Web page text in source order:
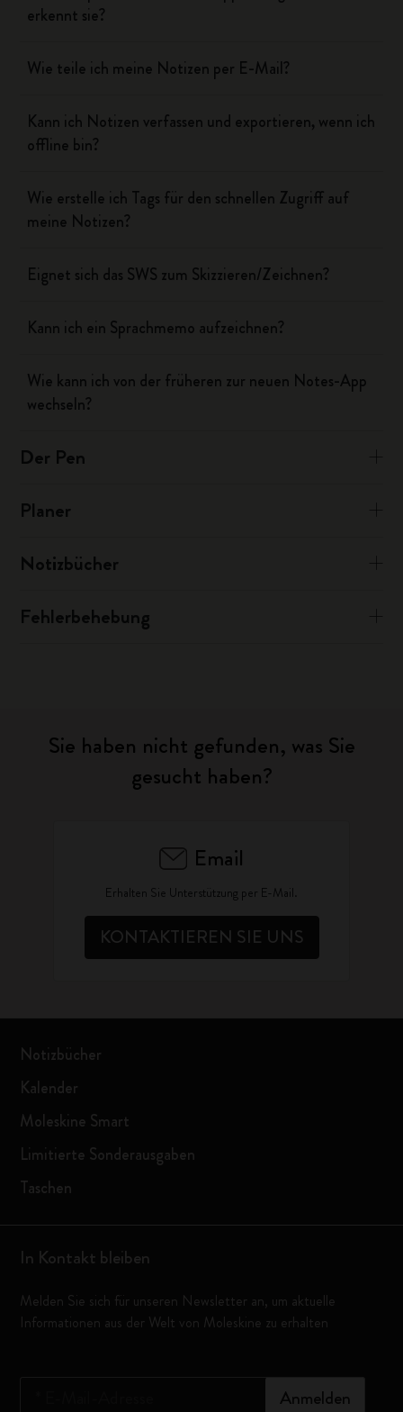
erkennt sie?
Wie teile ich meine Notizen per E-Mail?
Kann ich Notizen verfassen und exportieren, wenn ich
offline bin?
Wie erstelle ich Tags für den schnellen Zugriff auf
meine Notizen?
Eignet sich das SWS zum Skizzieren/Zeichnen?
Kann ich ein Sprachmemo aufzeichnen?
Wie kann ich von der früheren zur neuen Notes-App
wechseln?
Der Pen
Planer
Notizbücher
Fehlerbehebung
Sie haben nicht gefunden, was Sie
gesucht haben?
Email
Erhalten Sie Unterstützung per E-Mail.
KONTAKTIEREN SIE UNS
Notizbücher
Kalender
Moleskine Smart
Limitierte Sonderausgaben
Taschen
In Kontakt bleiben
Melden Sie sich für unseren Newsletter an, um aktuelle
Informationen aus der Welt von Moleskine zu erhalten
Anmelden